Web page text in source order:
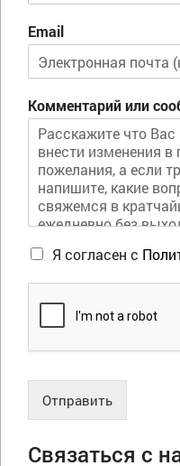
Email
Комментарий или
Я согласен с
Отправить
Связаться с